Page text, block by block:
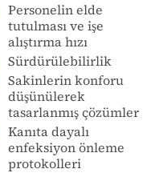
Personelin elde
tutulması ve işe
alıştırma hızı
Sürdürülebilirlik
Sakinlerin konforu
düşünülerek
tasarlanmış çözümler
Kanıta dayalı
enfeksiyon önleme
protokolleri